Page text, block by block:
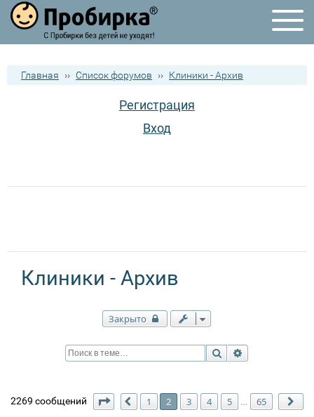
Главная ›› Список форумов ›› Клиники - Архив
Регистрация
Вход
Клиники - Архив
Закрыто
Поиск
2269 сообщений Страница из
Пред.
1 2 3 4 5 … 65